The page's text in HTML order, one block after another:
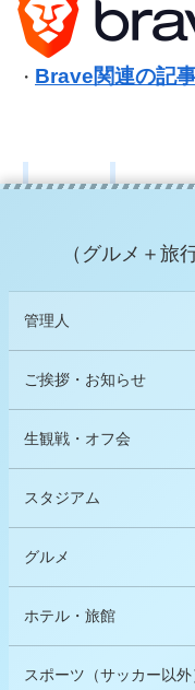
・ Brave関連の記
（グルメ＋旅
管理人
ご挨拶・お知らせ
生観戦・オフ会
スタジアム
グルメ
ホテル・旅館
スポーツ（サッカー以外